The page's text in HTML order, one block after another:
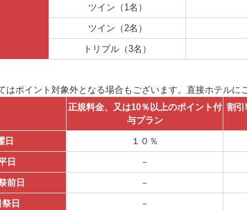
ツイン（1名）
ツイン（2名）
トリプル（3名）
ポイント対象外となる場合もございます。直接ホテルに
正規料金、又は10％以上のポイント付
与プラン
割引
日
１０％
日 －
前日
－
祭日
－